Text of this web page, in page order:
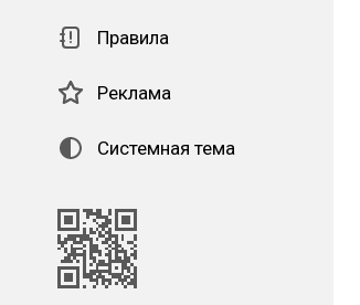
Правила
Реклама
Системная тема